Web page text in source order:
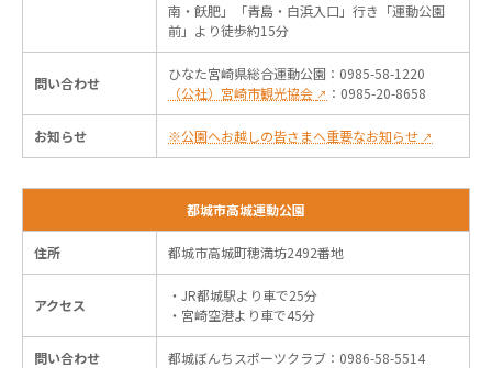
南・飫肥」「青島・白浜入口」行き「運動公園
前」より徒歩約15分
問い合わせ
ひなた宮崎県総合運動公園：0985-58-1220
（公社）宮崎市観光協会 ↗ ：0985-20-8658
お知らせ ※公園へお越しの皆さまへ重要なお知らせ ↗
都城市高城運動公園
住所 都城市高城町穂満坊2492番地
アクセス
・JR都城駅より車で25分
・宮崎空港より車で45分
問い合わせ 都城ぼんちスポーツクラブ：0986-58-5514